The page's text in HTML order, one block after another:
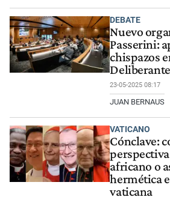
DEBATE
Nuevo
Passerini:
chispazos
Deliberante
23-05-2025 08:17
JUAN BERNAUS
VATICANO
Cónclave:
africano o
hermética
vaticana